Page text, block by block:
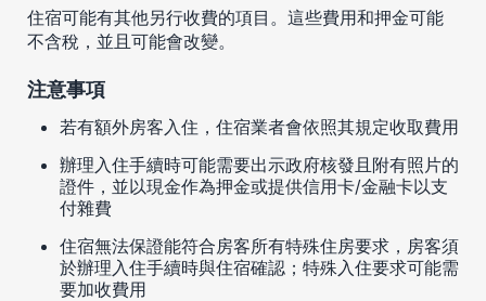
住宿可能有其他另行收費的項目。這些費用和押金可能
不含稅，並且可能會改變。
注意事項
若有額外房客入住，住宿業者會依照其規定收取費用
辦理入住手續時可能需要出示政府核發且附有照片的
證件，並以現金作為押金或提供信用卡/金融卡以支
付雜費
住宿無法保證能符合房客所有特殊住房要求，房客須
於辦理入住手續時與住宿確認；特殊入住要求可能需
要加收費用